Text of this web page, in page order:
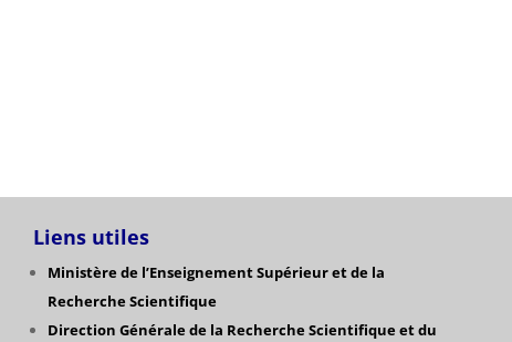
Liens utiles
Ministère de l’Enseignement Supérieur et de la
Recherche Scientifique
Direction Générale de la Recherche Scientifiqueet du